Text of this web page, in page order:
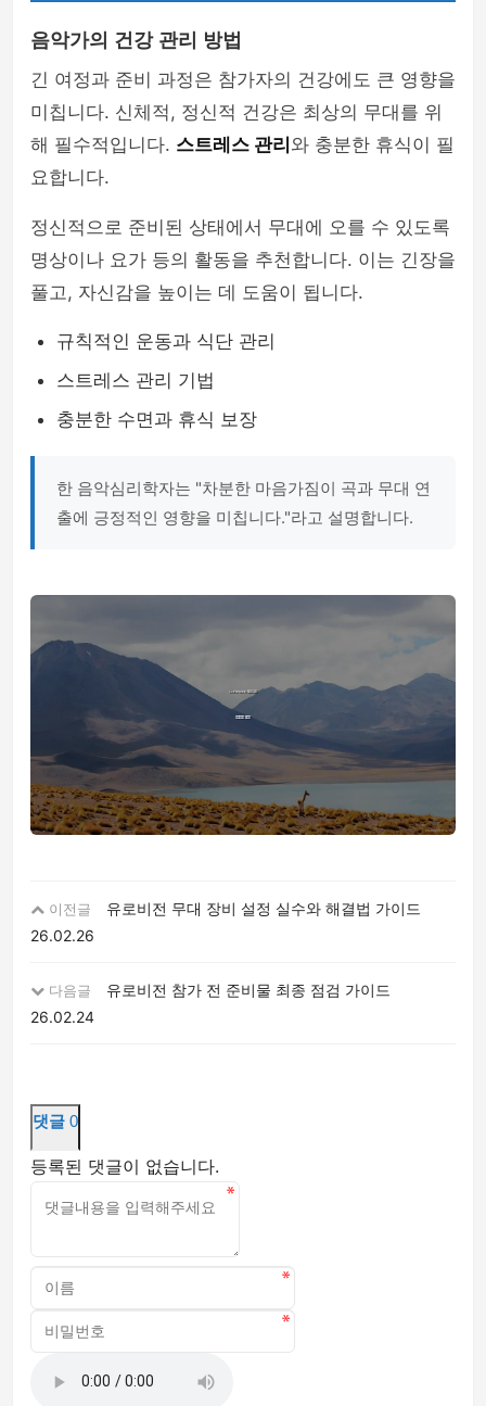
음악가의 건강 관리 방법
긴 여정과 준비 과정은 참가자의 건강에도 큰 영향을
미칩니다. 신체적, 정신적 건강은 최상의 무대를 위
해 필수적입니다. 스트레스 관리 와 충분한 휴식이 필
요합니다.
정신적으로 준비된 상태에서 무대에 오를 수 있도록
명상이나 요가 등의 활동을 추천합니다. 이는 긴장을
풀고, 자신감을 높이는 데 도움이 됩니다.
규칙적인 운동과 식단 관리
스트레스 관리 기법
충분한 수면과 휴식 보장
한 음악심리학자는 "차분한 마음가짐이 곡과 무대 연
출에 긍정적인 영향을 미칩니다."라고 설명합니다.
이전글
유로비전 무대 장비 설정 실수와 해결법 가이드
26.02.26
다음글
유로비전 참가 전 준비물 최종 점검 가이드
26.02.24
댓글 0
등록된 댓글이 없습니다.